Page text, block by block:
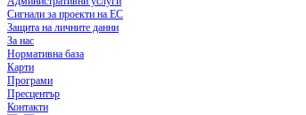
Сигнали за проекти на ЕС
Защита на личните данни
За нас
Нормативна база
Карти
Програми
Пресцентър
Контакти